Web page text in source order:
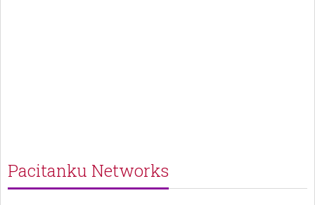
Pacitanku Networks